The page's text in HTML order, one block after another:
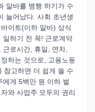
알바를 병행 하기가 수
늘어났다. 사회 초년생
이트(이하 알바) 상식
일하기 전 꼭! 근로계약
로시간, 휴일, 연차,
하는 것으로, 고용노동
참고하면 더 쉽게 쓸 수
게 5백만 원 이하 벌
와 사업주 모두의 권리